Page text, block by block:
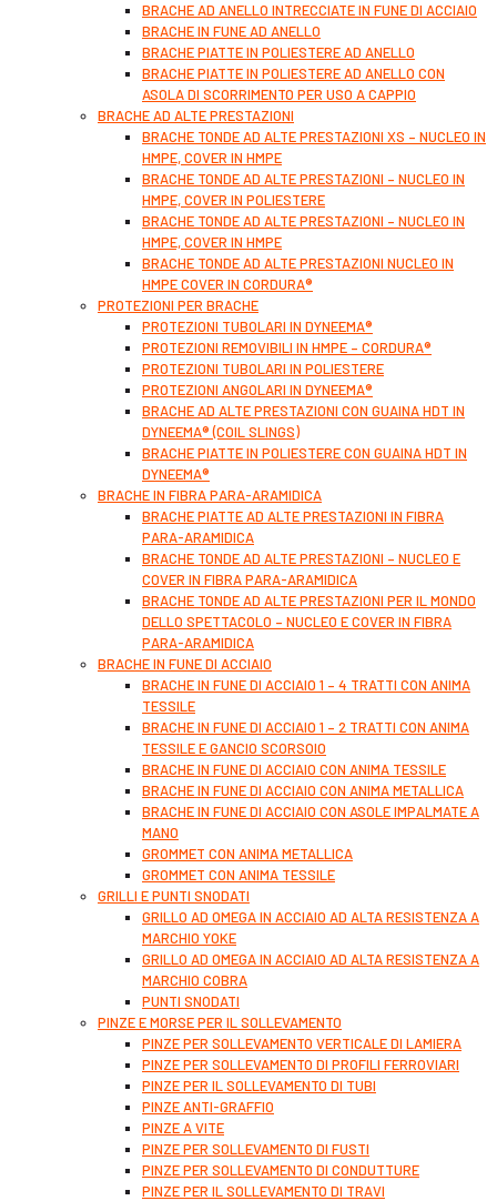
BRACHE AD ANELLO INTRECCIATE IN FUNE DI ACCIAIO
BRACHE IN FUNE AD ANELLO
BRACHE PIATTE IN POLIESTERE AD ANELLO
BRACHE PIATTE IN POLIESTERE AD ANELLO CON
ASOLA DI SCORRIMENTO PER USO A CAPPIO
BRACHE AD ALTE PRESTAZIONI
BRACHE TONDE AD ALTE PRESTAZIONI XS – NUCLEO IN
HMPE, COVER IN HMPE
BRACHE TONDE AD ALTE PRESTAZIONI – NUCLEO IN
HMPE, COVER IN POLIESTERE
BRACHE TONDE AD ALTE PRESTAZIONI – NUCLEO IN
HMPE, COVER IN HMPE
BRACHE TONDE AD ALTE PRESTAZIONI NUCLEO IN
HMPE COVER IN CORDURA®
PROTEZIONI PER BRACHE
PROTEZIONI TUBOLARI IN DYNEEMA®
PROTEZIONI REMOVIBILI IN HMPE – CORDURA®
PROTEZIONI TUBOLARI IN POLIESTERE
PROTEZIONI ANGOLARI IN DYNEEMA®
BRACHE AD ALTE PRESTAZIONI CON GUAINA HDT IN
DYNEEMA® (COIL SLINGS)
BRACHE PIATTE IN POLIESTERE CON GUAINA HDT IN
DYNEEMA®
BRACHE IN FIBRA PARA-ARAMIDICA
BRACHE PIATTE AD ALTE PRESTAZIONI IN FIBRA
PARA-ARAMIDICA
BRACHE TONDE AD ALTE PRESTAZIONI – NUCLEO E
COVER IN FIBRA PARA-ARAMIDICA
BRACHE TONDE AD ALTE PRESTAZIONI PER IL MONDO
DELLO SPETTACOLO – NUCLEO E COVER IN FIBRA
PARA-ARAMIDICA
BRACHE IN FUNE DI ACCIAIO
BRACHE IN FUNE DI ACCIAIO 1 – 4 TRATTI CON ANIMA
TESSILE
BRACHE IN FUNE DI ACCIAIO 1 – 2 TRATTI CON ANIMA
TESSILE E GANCIO SCORSOIO
BRACHE IN FUNE DI ACCIAIO CON ANIMA TESSILE
BRACHE IN FUNE DI ACCIAIO CON ANIMA METALLICA
BRACHE IN FUNE DI ACCIAIO CON ASOLE IMPALMATE A
MANO
GROMMET CON ANIMA METALLICA
GROMMET CON ANIMA TESSILE
GRILLI E PUNTI SNODATI
GRILLO AD OMEGA IN ACCIAIO AD ALTA RESISTENZA A
MARCHIO YOKE
GRILLO AD OMEGA IN ACCIAIO AD ALTA RESISTENZA A
MARCHIO COBRA
PUNTI SNODATI
PINZE E MORSE PER IL SOLLEVAMENTO
PINZE PER SOLLEVAMENTO VERTICALE DI LAMIERA
PINZE PER SOLLEVAMENTO DI PROFILI FERROVIARI
PINZE PER IL SOLLEVAMENTO DI TUBI
PINZE ANTI-GRAFFIO
PINZE A VITE
PINZE PER SOLLEVAMENTO DI FUSTI
PINZE PER SOLLEVAMENTO DI CONDUTTURE
PINZE PER IL SOLLEVAMENTO DI TRAVI